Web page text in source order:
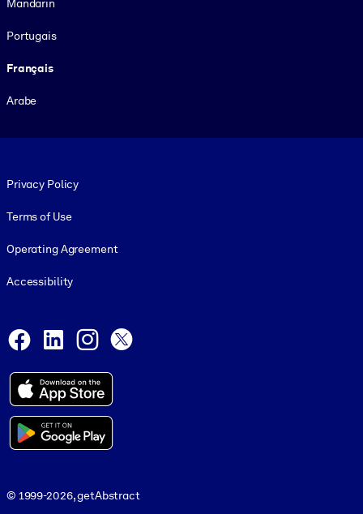
Mandarin
Portugais
Français
Arabe
Privacy Policy
Terms of Use
Operating Agreement
Accessibility
Facebook
LinkedInInstagram
© 1999-2026, getAbstract